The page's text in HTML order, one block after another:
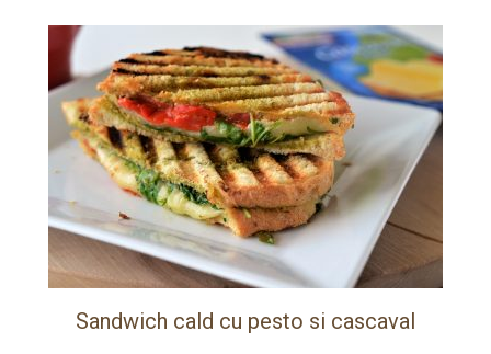
Sandwich cald cu pesto si cascaval